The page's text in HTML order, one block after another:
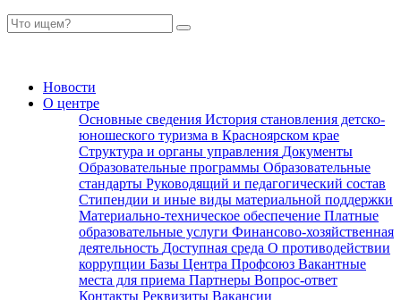
Новости
О центре
Основные сведения История становления детско-
юношеского туризма в Красноярском крае
Структура и органы управления Документы
Образовательные программы Образовательные
стандарты Руководящий и педагогический состав
Стипендии и иные виды материальной поддержки
Материально-техническое обеспечение Платные
образовательные услуги Финансово-хозяйственная
деятельность Доступная среда О противодействии
коррупции Базы Центра Профсоюз Вакантные
места для приема Партнеры Вопрос-ответ
Контакты Реквизиты Вакансии